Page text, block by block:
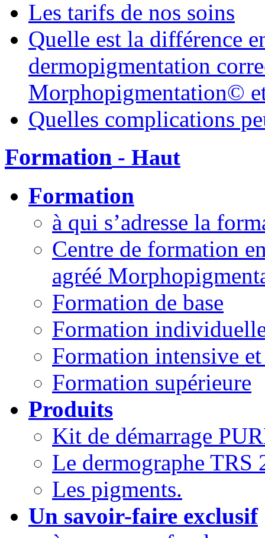
Les tarifs de nos soins
Quelle est la différence
dermopigmentation
Morphopigmentation©
Quelles complications
Formation - Haut
Formation
à qui s’adresse la
Centre de formation
agréé
Formation de base
Formation
Formation intensive
Formation supérieure
Produits
Kit de démarrage
Le dermographe TRS
Les pigments.
Un savoir-faire exclusif